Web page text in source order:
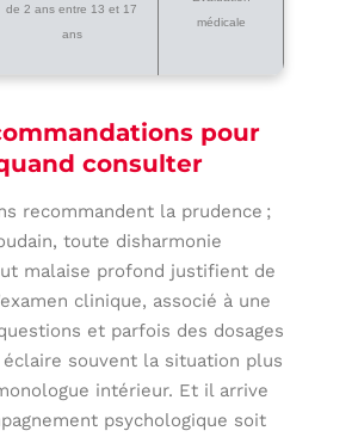
de 2 ans entre 13 et 17
ans
médicale
pour
consulter
recommandent la prudence ;
toute disharmonie
malaise profond justifient de
clinique, associé à une
et parfois des dosages
éclaire souvent la situation plus
intérieur. Et il arrive
psychologique soit